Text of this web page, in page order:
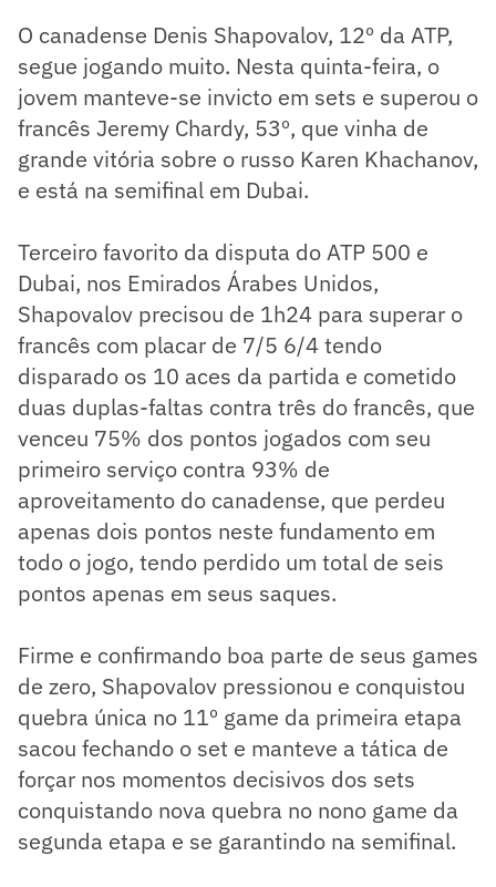
O canadense Denis Shapovalov, 12º da ATP,
segue jogando muito. Nesta quinta-feira, o
jovem manteve-se invicto em sets e superou o
francês Jeremy Chardy, 53º, que vinha de
grande vitória sobre o russo Karen Khachanov,
e está na semifinal em Dubai.
Terceiro favorito da disputa do ATP 500 e
Dubai, nos Emirados Árabes Unidos,
Shapovalov precisou de 1h24 para superar o
francês com placar de 7/5 6/4 tendo
disparado os 10 aces da partida e cometido
duas duplas-faltas contra três do francês, que
venceu 75% dos pontos jogados com seu
primeiro serviço contra 93% de
aproveitamento do canadense, que perdeu
apenas dois pontos neste fundamento em
todo o jogo, tendo perdido um total de seis
pontos apenas em seus saques.
Firme e confirmando boa parte de seus games
de zero, Shapovalov pressionou e conquistou
quebra única no 11º game da primeira etapa
sacou fechando o set e manteve a tática de
forçar nos momentos decisivos dos sets
conquistando nova quebra no nono game da
segunda etapa e se garantindo na semifinal.